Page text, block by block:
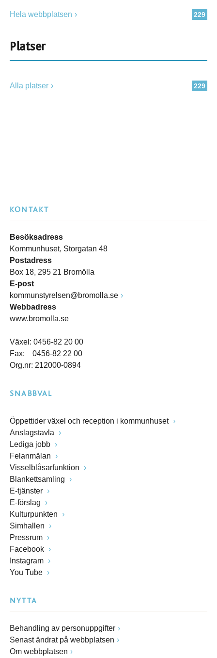
229
Hela webbplatsen
Platser
229
Alla platser
KONTAKT
Besöksadress
Kommunhuset, Storgatan 48
Postadress
Box 18, 295 21 Bromölla
E-post
kommunstyrelsen@bromolla.se
Webbadress
www.bromolla.se
Växel: 0456-82 20 00
Fax: 0456-82 22 00
Org.nr: 212000-0894
SNABBVAL
Öppettider växel och reception i kommunhuset
Anslagstavla
Lediga jobb
Felanmälan
Visselblåsarfunktion
Blankettsamling
E-tjänster
E-förslag
Kulturpunkten
Simhallen
Pressrum
Facebook
Instagram
You Tube
NYTTA
Behandling av personuppgifter
Senast ändrat på webbplatsen
Om webbplatsen